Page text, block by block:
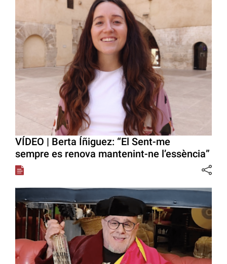
VÍDEO | Berta Íñiguez: “El Sent-me
sempre es renova mantenint-ne l’essència”